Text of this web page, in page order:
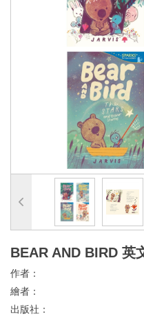
BEAR AND BIRD 英
作者：
繪者：
出版社：